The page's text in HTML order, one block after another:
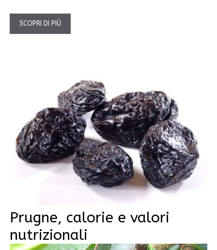
SCOPRI DI PIÙ
Prugne, calorie e valori
nutrizionali